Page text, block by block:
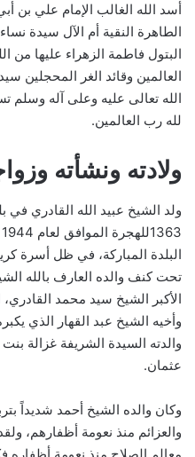
أسد الله الغالب الإمام علي بن
الطاهرة النقية أم الآل سيدة
البتول فاطمة الزهراء عليها من
العالمين وقائد الغر المحجلين
الله تعالى عليه وعلى آله وسلم
لله رب العالمين.
ولادته ونشأته
ولد الشيخ عبيد الله القادري في
البلدة المباركة، في ظل أسرة
تحت كنف والده العارف بالله
الأكبر الشيخ سيد محمد
وأخيه الشيخ عبد القهار الذي
والدته السيدة الشريفة غزالة
عثمان.
وكان والده الشيخ أحمد شديداً
والعزائم منذ نعومة أظفارهم،